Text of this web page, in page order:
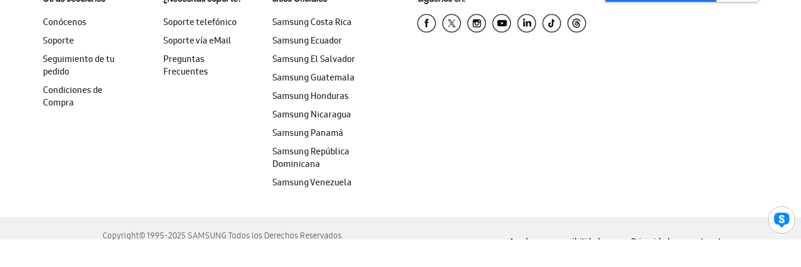
Conócenos
Soporte
Seguimiento de tu
pedido
Condiciones de
Compra
Soporte telefónico
Soporte vía eMail
Preguntas
Frecuentes
Samsung Costa Rica
Samsung Ecuador
Samsung El Salvador
Samsung Guatemala
Samsung Honduras
Samsung Nicaragua
Samsung Panamá
Samsung República
Dominicana
Samsung Venezuela
Copyright© 1995-2025 SAMSUNG Todos los Derechos Reservados.
Ayuda para accesibilidad Privacidad Legal